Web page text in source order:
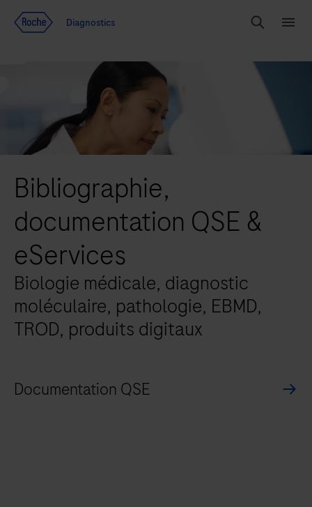
Diagnostics
Chercher
Bibliographie,
documentation QSE &
eServices
Biologie médicale, diagnostic
moléculaire, pathologie, EBMD,
TROD, produits digitaux
Documentation QSE